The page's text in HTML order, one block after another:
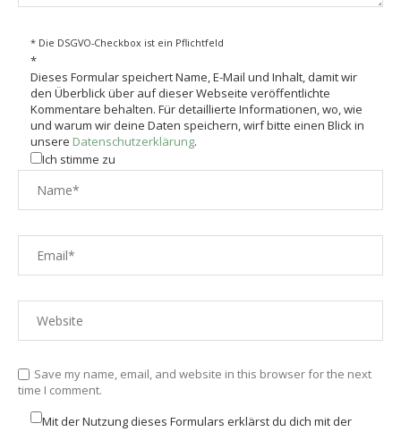
* Die DSGVO-Checkbox ist ein Pflichtfeld
*
Dieses Formular speichert Name, E-Mail und Inhalt, damit wir
den Überblick über auf dieser Webseite veröffentlichte
Kommentare behalten. Für detaillierte Informationen, wo, wie
und warum wir deine Daten speichern, wirf bitte einen Blick in
unsere Datenschutzerklärung.
Ich stimme zu
Save my name, email, and website in this browser for the next
time I comment.
Mit der Nutzung dieses Formulars erklärst du dich mit der